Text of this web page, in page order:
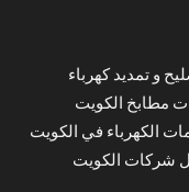
و تمديد كهرباء
مطابخ الكويت
الكهرباء في الكويت
شركات الكويت